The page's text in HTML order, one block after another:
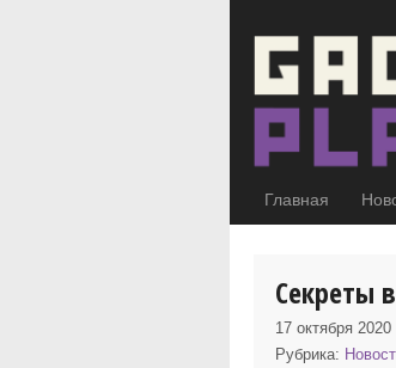
Главная
Секреты
17 октября 2020
Рубрика: